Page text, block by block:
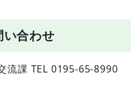
い合わせ
流課 TEL 0195-65-8990